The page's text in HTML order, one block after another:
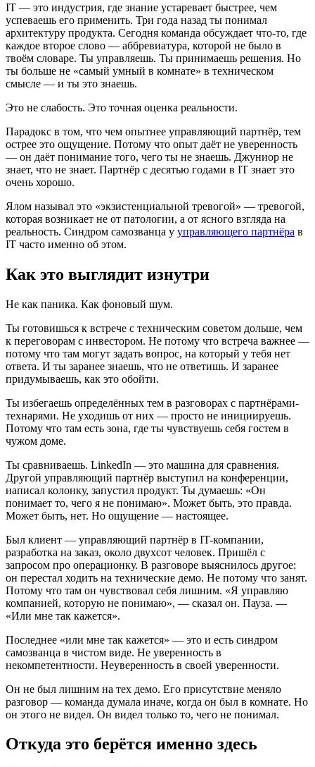
IT — это индустрия, где знание устаревает быстрее, чем
успеваешь его применить. Три года назад ты понимал
архитектуру продукта. Сегодня команда обсуждает что-то, где
каждое второе слово — аббревиатура, которой не было в
твоём словаре. Ты управляешь. Ты принимаешь решения. Но
ты больше не «самый умный в комнате» в техническом
смысле — и ты это знаешь.
Это не слабость. Это точная оценка реальности.
Парадокс в том, что чем опытнее управляющий партнёр, тем
острее это ощущение. Потому что опыт даёт не уверенность
— он даёт понимание того, чего ты не знаешь. Джуниор не
знает, что не знает. Партнёр с десятью годами в IT знает это
очень хорошо.
Ялом называл это «экзистенциальной тревогой» — тревогой,
которая возникает не от патологии, а от ясного взгляда на
реальность. Синдром самозванца у управляющего партнёра в
IT часто именно об этом.
Как это выглядит изнутри
Не как паника. Как фоновый шум.
Ты готовишься к встрече с техническим советом дольше, чем
к переговорам с инвестором. Не потому что встреча важнее —
потому что там могут задать вопрос, на который у тебя нет
ответа. И ты заранее знаешь, что не ответишь. И заранее
придумываешь, как это обойти.
Ты избегаешь определённых тем в разговорах с партнёрами-
технарями. Не уходишь от них — просто не инициируешь.
Потому что там есть зона, где ты чувствуешь себя гостем в
чужом доме.
Ты сравниваешь. LinkedIn — это машина для сравнения.
Другой управляющий партнёр выступил на конференции,
написал колонку, запустил продукт. Ты думаешь: «Он
понимает то, чего я не понимаю». Может быть, это правда.
Может быть, нет. Но ощущение — настоящее.
Был клиент — управляющий партнёр в IT-компании,
разработка на заказ, около двухсот человек. Пришёл с
запросом про операционку. В разговоре выяснилось другое:
он перестал ходить на технические демо. Не потому что занят.
Потому что там он чувствовал себя лишним. «Я управляю
компанией, которую не понимаю», — сказал он. Пауза. —
«Или мне так кажется».
Последнее «или мне так кажется» — это и есть синдром
самозванца в чистом виде. Не уверенность в
некомпетентности. Неуверенность в своей уверенности.
Он не был лишним на тех демо. Его присутствие меняло
разговор — команда думала иначе, когда он был в комнате. Но
он этого не видел. Он видел только то, чего не понимал.
Откуда это берётся именно здесь